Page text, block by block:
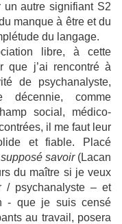
un autre signifiant S2
manque à être et du
du langage.
libre, à cette
que j’ai rencontré à
de psychanalyste,
décennie, comme
social, médico-
il me faut leur
et fiable. Placé
savoir (Lacan
du maître si je veux
/ psychanalyste – et
- que je suis censé
au travail, posera